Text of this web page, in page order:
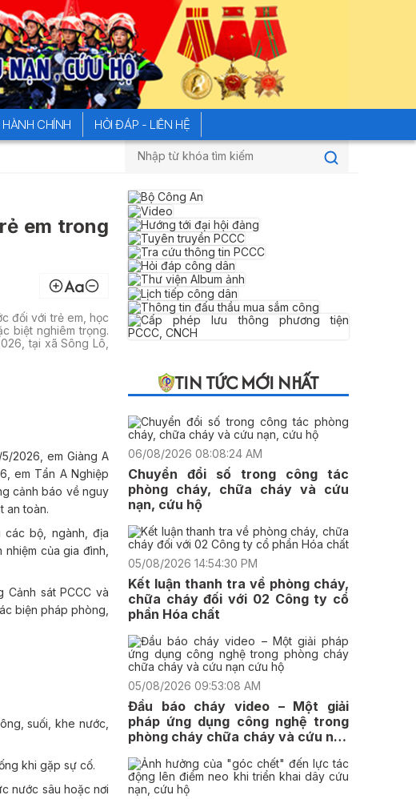
CHÍNH HỎI ĐÁP - LIÊN HỆ
Đường dây nóng của Bộ Công an tiếp nhận phản
em trong
đối với trẻ em, học
biệt nghiêm trọng.
tại xã Sông Lô,
2026, em Giàng A
em Tẩn A Nghiệp
cảnh báo về nguy
an toàn.
các bộ, ngành, địa
của gia đình,
sát PCCC và
biện pháp phòng,
suối, khe nước,
khi gặp sự cố.
nước sâu hoặc nơi
TIN TỨC MỚI NHẤT
06/08/2026 08:08:24 AM
Chuyển đổi số trong công tác
phòng cháy, chữa cháy và cứu
nạn, cứu hộ
05/08/2026 14:54:30 PM
Kết luận thanh tra về phòng cháy,
chữa cháy đối với 02 Công ty cổ
phần Hóa chất
05/08/2026 09:53:08 AM
Đầu báo cháy video – Một giải
pháp ứng dụng công nghệ trong
phòng cháy chữa cháy và cứu nạn